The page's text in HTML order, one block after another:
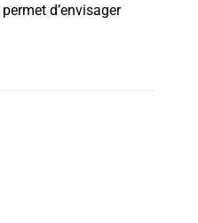
d’envisager